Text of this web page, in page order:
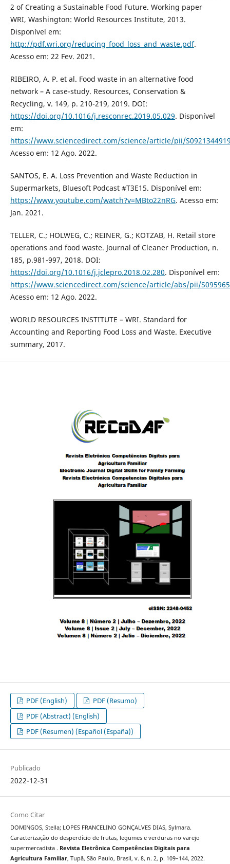
2 of Creating a Sustainable Food Future. Working paper
WRI, Washington: World Resources Institute, 2013.
Disponível em:
http://pdf.wri.org/reducing_food_loss_and_waste.pdf.
Acesso em: 22 Fev. 2021.
RIBEIRO, A. P. et al. Food waste in an alternative food
network – A case-study. Resources, Conservation &
Recycling, v. 149, p. 210-219, 2019. DOI:
https://doi.org/10.1016/j.resconrec.2019.05.029. Disponível
em:
https://www.sciencedirect.com/science/article/pii/
Acesso em: 12 Ago. 2022.
SANTOS, E. A. Loss Prevention and Waste Reduction in
Supermarkets, Bluesoft Podcast #T3E15. Disponível em:
https://www.youtube.com/watch?v=MBto22nRG. Acesso em:
Jan. 2021.
TELLER, C.; HOLWEG, C.; REINER, G.; KOTZAB, H. Retail store
operations and food waste. Journal of Cleaner Production, n.
185, p.981-997, 2018. DOI:
https://doi.org/10.1016/j.jclepro.2018.02.280. Disponível em:
https://www.sciencedirect.com/science/article/abs/pii/
Acesso em: 12 Ago. 2022.
WORLD RESOURCES INSTITUTE – WRI. Standard for
Accounting and Reporting Food Loss and Waste. Executive
summary, 2017.
PDF (English)
PDF (Resumo)
PDF (Abstract) (English)
PDF (Resumen) (Español (España))
Publicado
2022-12-31
Como Citar
DOMINGOS, Stella; LOPES FRANCELINO GONÇALVES DIAS, Sylmara.
Caracterização do desperdício de frutas, legumes e verduras no varejo
supermercadista . Revista Eletrônica Competências Digitais para
Agricultura Familiar, Tupã, São Paulo, Brasil, v. 8, n. 2, p. 109–144, 2022.